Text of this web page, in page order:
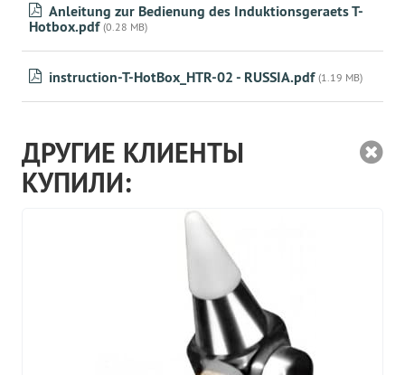
Anleitung zur Bedienung des Induktionsgeraets T-
Hotbox.pdf (0.28 MB)
instruction-T-HotBox_HTR-02 - RUSSIA.pdf (1.19 MB)
ДРУГИЕ КЛИЕНТЫ
КУПИЛИ: